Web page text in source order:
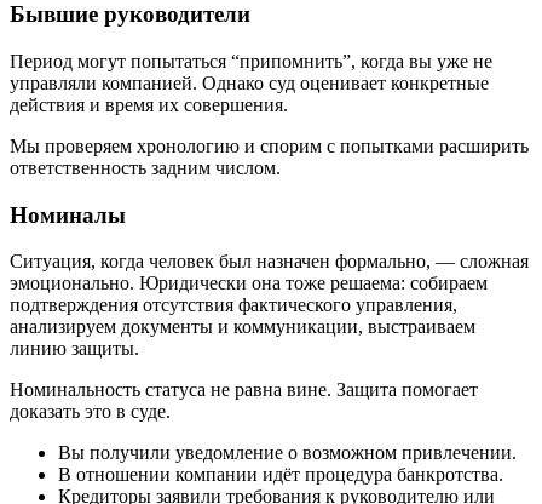
Бывшие руководители
Период могут попытаться “припомнить”, когда вы уже не
управляли компанией. Однако суд оценивает конкретные
действия и время их совершения.
Мы проверяем хронологию и спорим с попытками расширить
ответственность задним числом.
Номиналы
Ситуация, когда человек был назначен формально, — сложная
эмоционально. Юридически она тоже решаема: собираем
подтверждения отсутствия фактического управления,
анализируем документы и коммуникации, выстраиваем
линию защиты.
Номинальность статуса не равна вине. Защита помогает
доказать это в суде.
Вы получили уведомление о возможном привлечении.
В отношении компании идёт процедура банкротства.
Кредиторы заявили требования к руководителю или